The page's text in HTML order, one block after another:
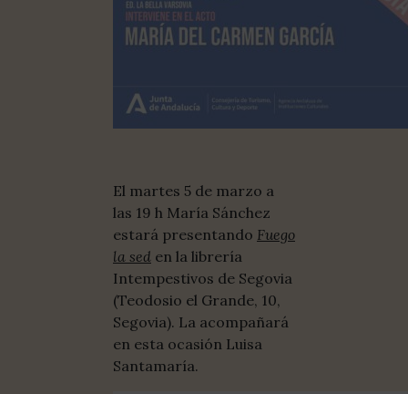
El martes 5 de marzo a
las 19 h María Sánchez
estará presentando Fuego
la sed en la librería
Intempestivos de Segovia
(Teodosio el Grande, 10,
Segovia). La acompañará
en esta ocasión Luisa
Santamaría.